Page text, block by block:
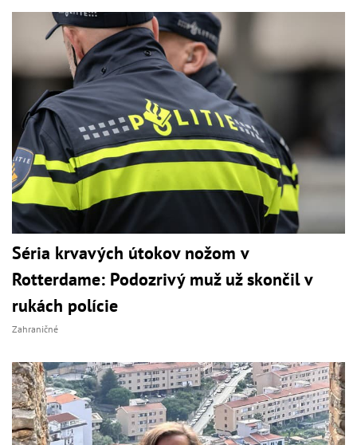
Séria krvavých útokov nožom v
Rotterdame: Podozrivý muž už skončil v
rukách polície
Zahraničné